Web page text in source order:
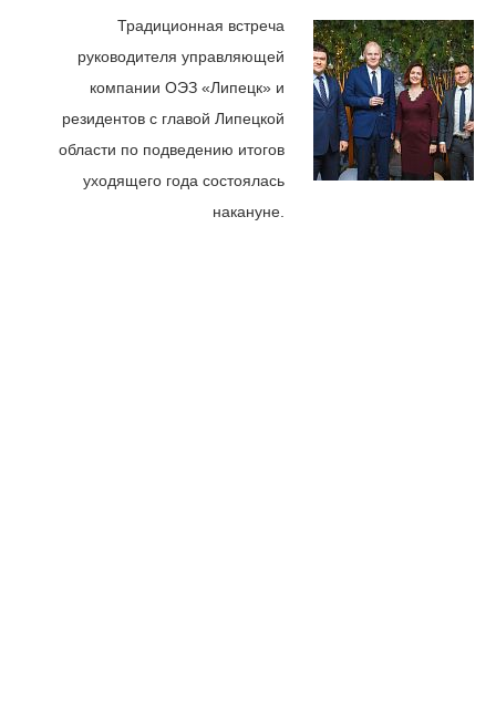
Традиционная встреча
руководителя управляющей
компании ОЭЗ «Липецк» и
резидентов с главой Липецкой
области по подведению итогов
уходящего года состоялась
накануне.